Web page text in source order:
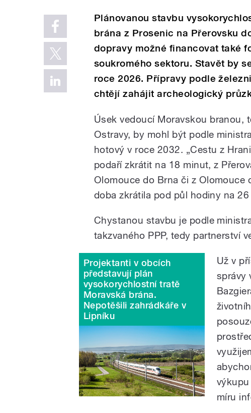
Plánovanou stavbu
brána z Prosenic na Přerovsku
dopravy možné financovat také
soukromého sektoru. Stavět by
roce 2026. Přípravy podle
chtějí zahájit archeologický
Úsek vedoucí Moravskou branou,
Ostravy, by mohl být podle
hotový v roce 2032. „Cestu z
podaří zkrátit na 18 minut, z
Olomouce do Brna či z Olomouce
doba zkrátila pod půl hodiny na
Chystanou stavbu je podle
takzvaného PPP, tedy partnerství
Projektanti v obcích
představují plán
vysokorychlostní tratě
Moravská brána.
Nepotěšili zahrádkáře v
Lipníku
Už v
správy
míru